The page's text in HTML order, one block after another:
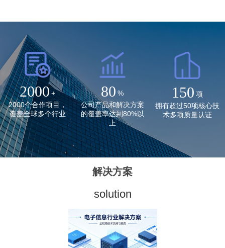
2000+
2000个合作项目，
覆盖全球多个行业
80 %
公司产品和解决方案
的覆盖率达到80%以
上
150 项
拥有超过50项核心技
术多项质量认证
解决方案
solution